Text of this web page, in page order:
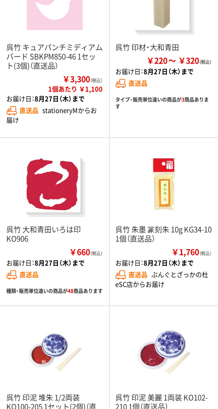
呉竹 キュアパンチミディアム
バード SBKPM850-46 1セッ
ト(3個)（直送品）
￥3,300（税込）
1個あたり ￥1,100
お届け日：8月27日（木）まで
直送品 stationeryMからお
届け
呉竹 印材・大和青田
￥220 ￥320
お届け日：8月27日（木）まで
直送品
タイプ・販売単位違いの商品が3商品ありま
す
呉竹 大和青田いろは印
KO906
￥660（税込）
お届け日：8月27日（木）まで
直送品
種類・販売単位違いの商品が48商品あります
呉竹 朱墨 篆刻朱 10g KG34-10
1個（直送品）
￥1,760（税込）
お届け日：8月27日（木）まで
直送品 ぶんぐとざっかの杜
eSC店からお届け
呉竹 印泥 堆朱 1/2両装
KO100-205 1セット(2個)（直
呉竹 印泥 美麗 1両装 KO102-
210 1個（直送品）